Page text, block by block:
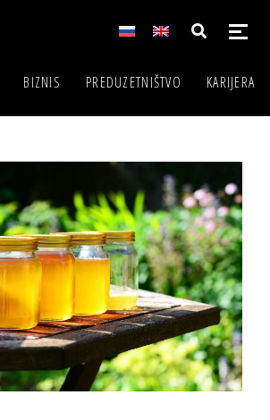
BIZNIS PREDUZETNIŠTVO KARIJERA